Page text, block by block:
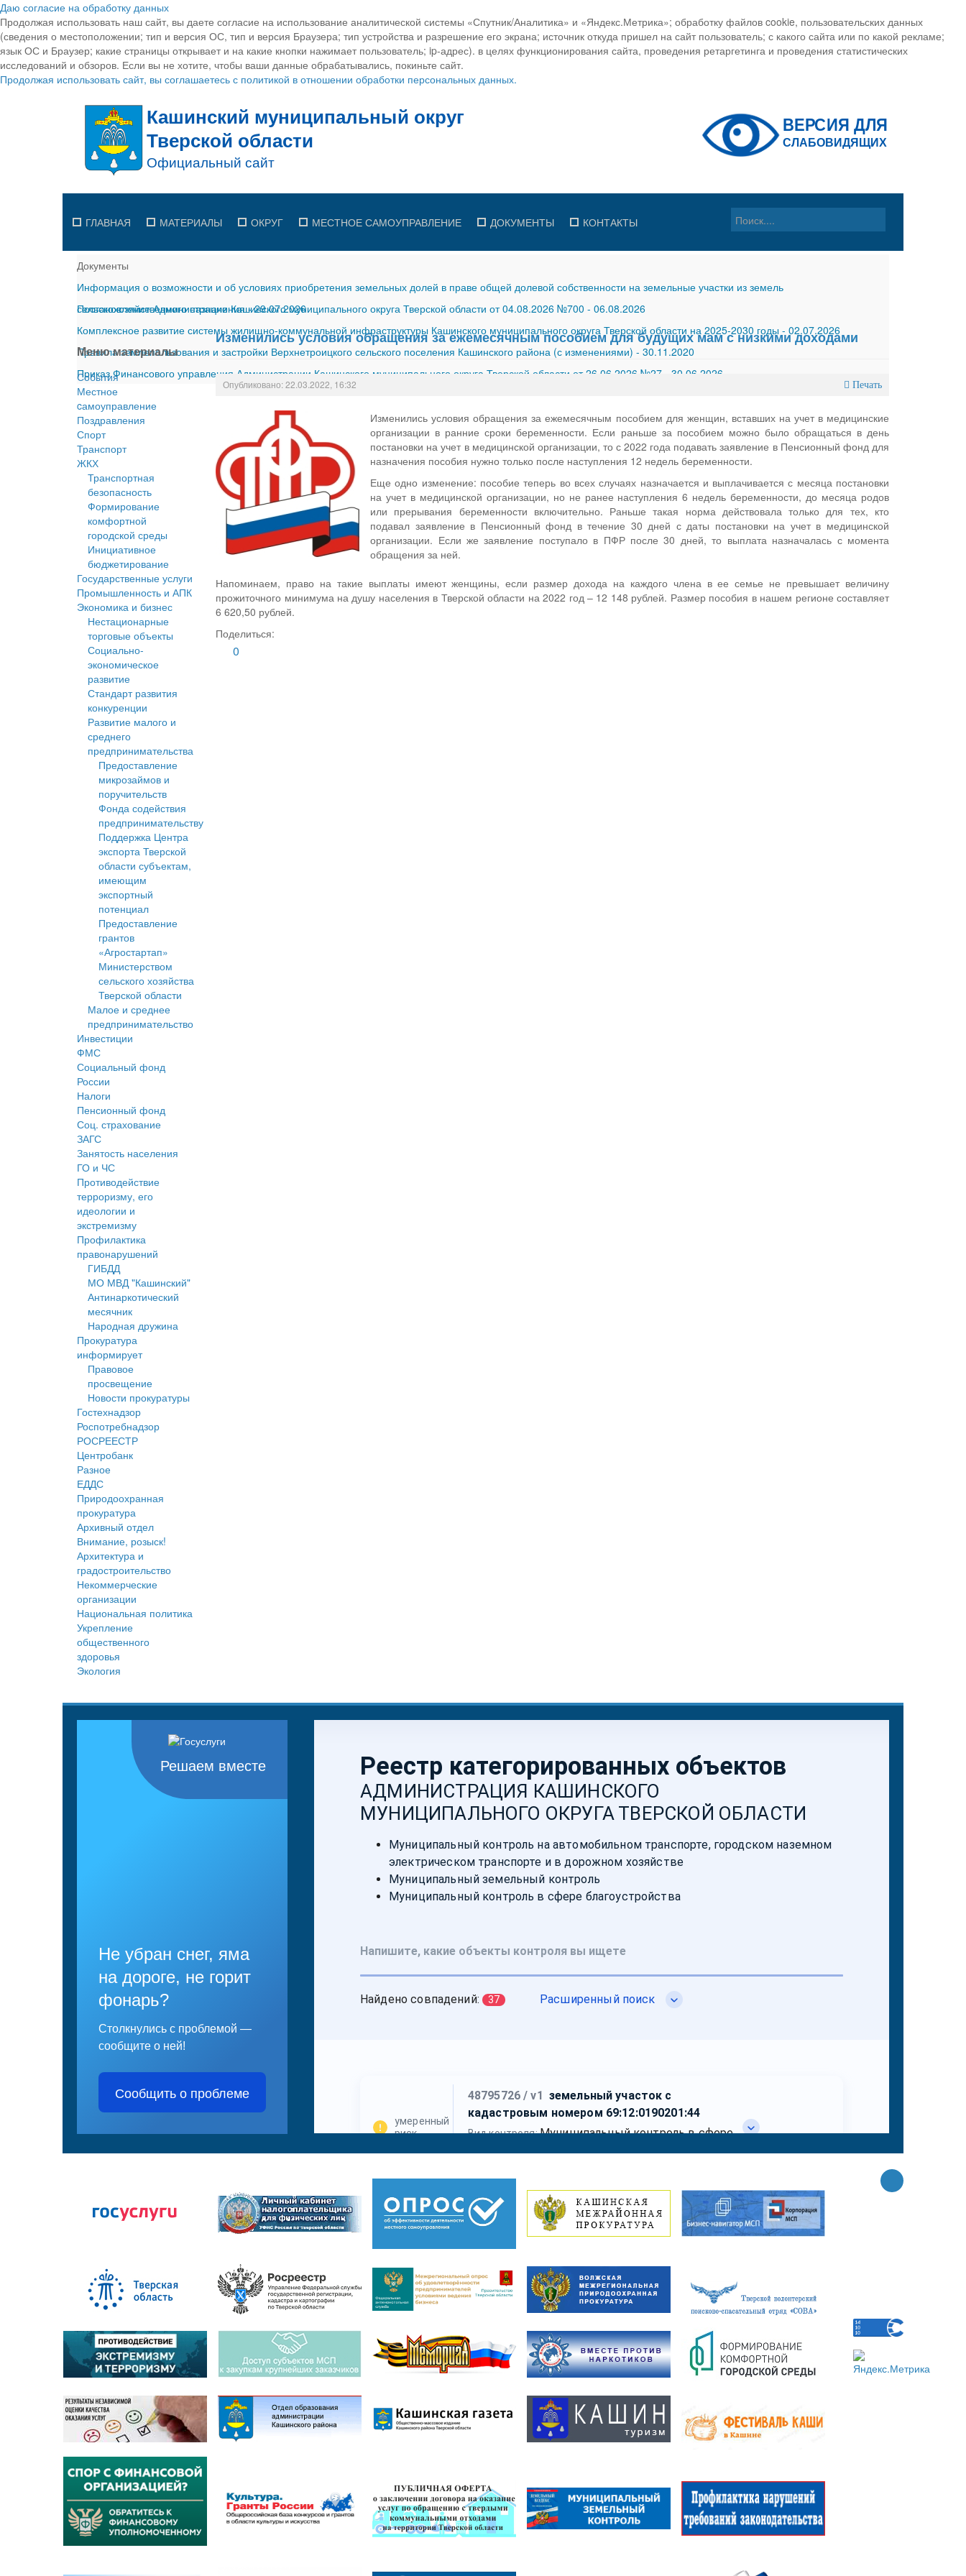
Даю согласие на обработку данных
Продолжая использовать наш сайт, вы даете согласие на использование аналитической системы «Спутник/Аналитика» и «Яндекс.Метрика»; обработку файлов cookie, пользовательских данных
(сведения о местоположении; тип и версия ОС, тип и версия Браузера; тип устройства и разрешение его экрана; источник откуда пришел на сайт пользователь; с какого сайта или по какой рекламе;
язык ОС и Браузер; какие страницы открывает и на какие кнопки нажимает пользователь; ip-адрес). в целях функционирования сайта, проведения ретаргетинга и проведения статистических
исследований и обзоров. Если вы не хотите, чтобы ваши данные обрабатывались, покиньте сайт.
Продолжая использовать сайт, вы соглашаетесь с политикой в отношении обработки персональных данных.
ГЛАВНАЯ МАТЕРИАЛЫ ОКРУГ МЕСТНОЕ САМОУПРАВЛЕНИЕ ДОКУМЕНТЫ КОНТАКТЫ
Документы
Информация о возможности и об условиях приобретения земельных долей в праве общей долевой собственности на земельные участки из земель
сельскохозяйственного назначения-29.07.2026
Постановление Администрации Кашинского муниципального округа Тверской области от 04.08.2026 №700 - 06.08.2026
Комплексное развитие системы жилищно-коммунальной инфраструктуры Кашинского муниципального округа Тверской области на 2025-2030 годы - 02.07.2026
Правила землепользования и застройки Верхнетроицкого сельского поселения Кашинского района (с изменениями) - 30.11.2020
Приказ Финансового управления Администрации Кашинского муниципального округа Тверской области от 26.06.2026 №27
30.06.2026
Меню материалы
События
Местное
cамоуправление
Поздравления
Спорт
Транспорт
ЖКХ
Транспортная
безопасность
Формирование
комфортной
городской среды
Инициативное
бюджетирование
Государственные услуги
Промышленность и АПК
Экономика и бизнес
Нестационарные
торговые объекты
Социально-
экономическое
развитие
Стандарт развития
конкуренции
Развитие малого и
среднего
предпринимательства
Предоставление
микрозаймов и
поручительств
Фонда содействия
предпринимательству
Поддержка Центра
экспорта Тверской
области субъектам,
имеющим
экспортный
потенциал
Предоставление
грантов
«Агростартап»
Министерством
сельского хозяйства
Тверской области
Малое и среднее
предпринимательство
Инвестиции
ФМС
Социальный фонд
России
Налоги
Пенсионный фонд
Соц. страхование
ЗАГС
Занятость населения
ГО и ЧС
Противодействие
терроризму, его
идеологии и
экстремизму
Профилактика
правонарушений
ГИБДД
МО МВД "Кашинский"
Антинаркотический
месячник
Народная дружина
Прокуратура
информирует
Правовое
просвещение
Новости прокуратуры
Гостехнадзор
Роспотребнадзор
РОСРЕЕСТР
Центробанк
Разное
ЕДДС
Природоохранная
прокуратура
Архивный отдел
Внимание, розыск!
Архитектура и
градостроительство
Некоммерческие
организации
Национальная политика
Укрепление
общественного
здоровья
Экология
Изменились условия обращения за ежемесячным пособием для будущих мам с низкими доходами
Опубликовано: 22.03.2022, 16:32 Печать
Изменились условия обращения за ежемесячным пособием для женщин, вставших на учет в медицинские
организации в ранние сроки беременности. Если раньше за пособием можно было обращаться в день
постановки на учет в медицинской организации, то с 2022 года подавать заявление в Пенсионный фонд для
назначения пособия нужно только после наступления 12 недель беременности.
Еще одно изменение: пособие теперь во всех случаях назначается и выплачивается с месяца постановки
на учет в медицинской организации, но не ранее наступления 6 недель беременности, до месяца родов
или прерывания беременности включительно. Раньше такая норма действовала только для тех, кто
подавал заявление в Пенсионный фонд в течение 30 дней с даты постановки на учет в медицинской
организации. Если же заявление поступало в ПФР после 30 дней, то выплата назначалась с момента
обращения за ней.
Напоминаем, право на такие выплаты имеют женщины, если размер дохода на каждого члена в ее семье не превышает величину
прожиточного минимума на душу населения в Тверской области на 2022 год – 12 148 рублей. Размер пособия в нашем регионе составляет
6 620,50 рублей.
Поделиться:
0
Решаем вместе
Не убран снег, яма
на дороге, не горит
фонарь?
Столкнулись с проблемой —
сообщите о ней!
Сообщить о проблеме